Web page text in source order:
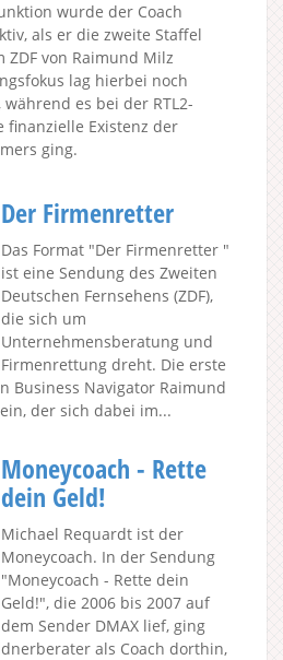
wurde der Coach
als er die zweite Staffel
ZDF von Raimund Milz
lag hierbei noch
es bei der RTL2-
finanzielle Existenz der
ging.
Der Firmenretter
Das Format "Der Firmenretter "
ist eine Sendung des Zweiten
Deutschen Fernsehens (ZDF),
die sich um
Unternehmensberatung und
Firmenrettung dreht. Die erste
Business Navigator Raimund
der sich dabei im...
Moneycoach - Rette
dein Geld!
Michael Requardt ist der
Moneycoach. In der Sendung
"Moneycoach - Rette dein
Geld!", die 2006 bis 2007 auf
dem Sender DMAX lief, ging
als Coach dorthin,